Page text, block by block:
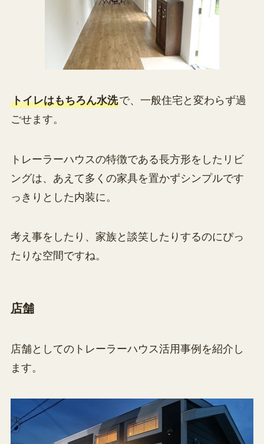
トイレはもちろん水洗で、一般住宅と変わらず過
ごせます。
トレーラーハウスの特徴である長方形をしたリビ
ングは、あえて多くの家具を置かずシンプルです
っきりとした内装に。
考え事をしたり、家族と談笑したりするのにぴっ
たりな空間ですね。
店舗
店舗としてのトレーラーハウス活用事例を紹介し
ます。